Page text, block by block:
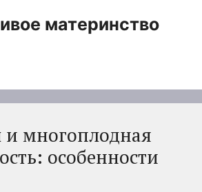
материнство
многоплодная
особенности